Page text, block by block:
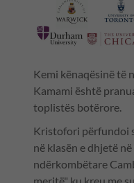
Kemi kënaqësinë të
Kamami është
toplistës botërore.
Kristofori përfundoi
në klasën e dhjetë
ndërkombëtare